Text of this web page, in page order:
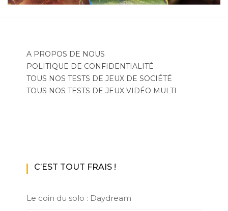
A PROPOS DE NOUS
POLITIQUE DE CONFIDENTIALITÉ
TOUS NOS TESTS DE JEUX DE SOCIÉTÉ
TOUS NOS TESTS DE JEUX VIDÉO MULTI
C’EST TOUT FRAIS !
Le coin du solo : Daydream